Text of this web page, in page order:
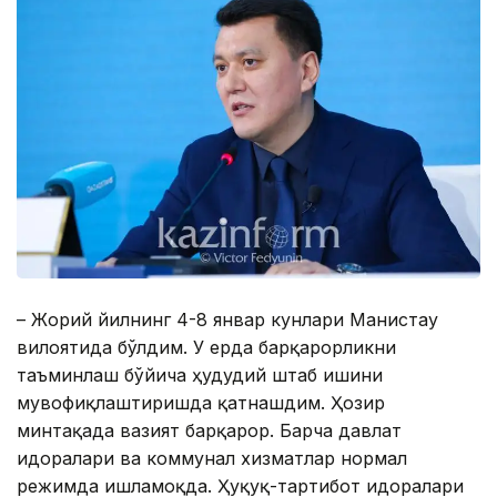
– Жорий йилнинг 4-8 январ кунлари Манғистау
вилоятида бўлдим. У ерда барқарорликни
таъминлаш бўйича ҳудудий штаб ишини
мувофиқлаштиришда қатнашдим. Ҳозир
минтақада вазият барқарор. Барча давлат
идоралари ва коммунал хизматлар нормал
режимда ишламоқда. Ҳуқуқ-тартибот идоралари